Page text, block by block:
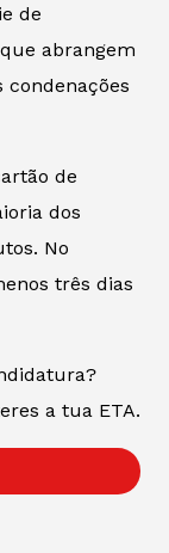
de
abrangem
condenações
de
dos
No
três dias
a tua ETA.